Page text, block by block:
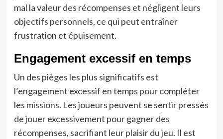
mal la valeur des récompenses et négligent leurs
objectifs personnels, ce qui peut entraîner
frustration et épuisement.
Engagement excessif en temps
Un des pièges les plus significatifs est
l’engagement excessif en temps pour compléter
les missions. Les joueurs peuvent se sentir pressés
de jouer excessivement pour gagner des
récompenses, sacrifiant leur plaisir du jeu. Il est